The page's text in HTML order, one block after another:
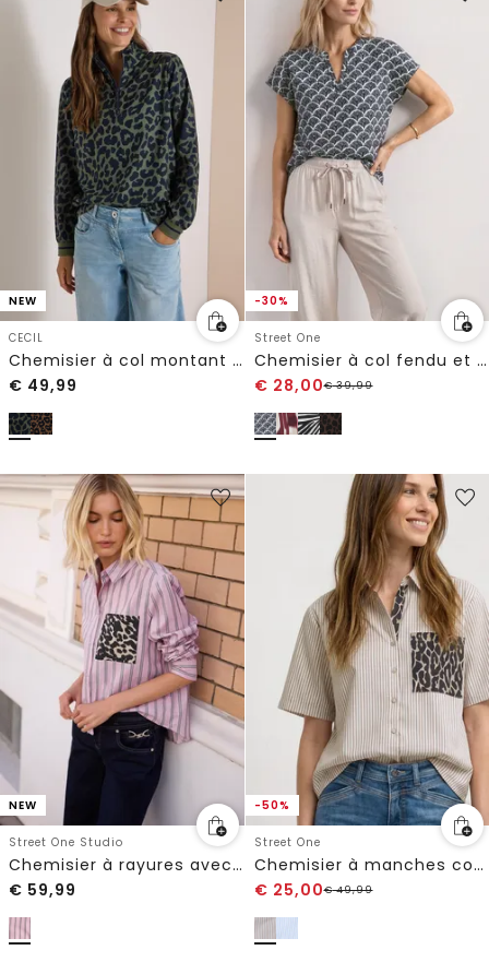
NEW
CECIL
Chemisier à col montant zippé
€ 49,99
-30%
Street One
Chemisier à col fendu et imprimé
€ 28,00€39,99
NEW
Street One Studio
Chemisier à rayures avec poche poitrine
€ 59,99
-50%
Street One
Chemisier à manches courtes et détails léopard
€ 25,00€49,99